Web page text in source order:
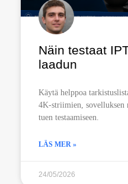
Näin testaat
laadun
Käytä helppoa
4K-striimien, sovelluksen
tuen testaamiseen.
LÄS MER »
24/05/2026